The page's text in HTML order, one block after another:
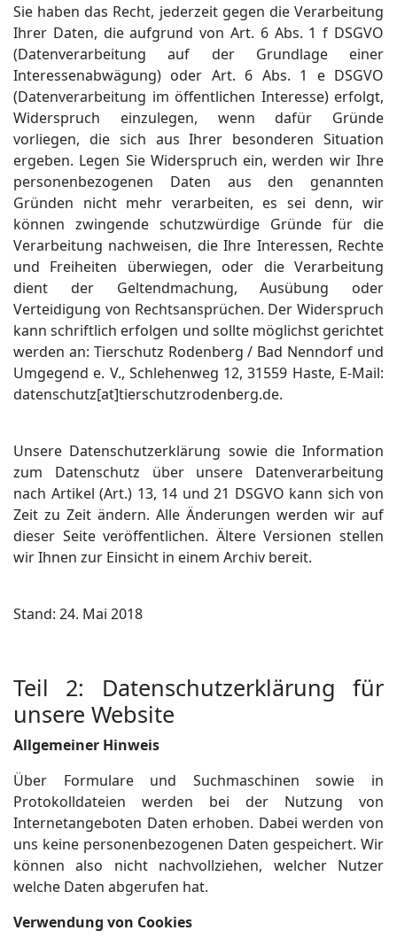
Sie haben das Recht, jederzeit gegen die Verarbeitung
Ihrer Daten, die aufgrund von Art. 6 Abs. 1 f DSGVO
(Datenverarbeitung auf der Grundlage einer
Interessenabwägung) oder Art. 6 Abs. 1 e DSGVO
(Datenverarbeitung im öffentlichen Interesse) erfolgt,
Widerspruch einzulegen, wenn dafür Gründe
vorliegen, die sich aus Ihrer besonderen Situation
ergeben. Legen Sie Widerspruch ein, werden wir Ihre
personenbezogenen Daten aus den genannten
Gründen nicht mehr verarbeiten, es sei denn, wir
können zwingende schutzwürdige Gründe für die
Verarbeitung nachweisen, die Ihre Interessen, Rechte
und Freiheiten überwiegen, oder die Verarbeitung
dient der Geltendmachung, Ausübung oder
Verteidigung von Rechtsansprüchen. Der Widerspruch
kann schriftlich erfolgen und sollte möglichst gerichtet
werden an: Tierschutz Rodenberg / Bad Nenndorf und
Umgegend e. V., Schlehenweg 12, 31559 Haste, E-Mail:
datenschutz[at]tierschutzrodenberg.de.
Unsere Datenschutzerklärung sowie die Information
zum Datenschutz über unsere Datenverarbeitung
nach Artikel (Art.) 13, 14 und 21 DSGVO kann sich von
Zeit zu Zeit ändern. Alle Änderungen werden wir auf
dieser Seite veröffentlichen. Ältere Versionen stellen
wir Ihnen zur Einsicht in einem Archiv bereit.
Stand: 24. Mai 2018
Teil 2: Datenschutzerklärung für
unsere Website
Allgemeiner Hinweis
Über Formulare und Suchmaschinen sowie in
Protokolldateien werden bei der Nutzung von
Internetangeboten Daten erhoben. Dabei werden von
uns keine personenbezogenen Daten gespeichert. Wir
können also nicht nachvollziehen, welcher Nutzer
welche Daten abgerufen hat.
Verwendung von Cookies